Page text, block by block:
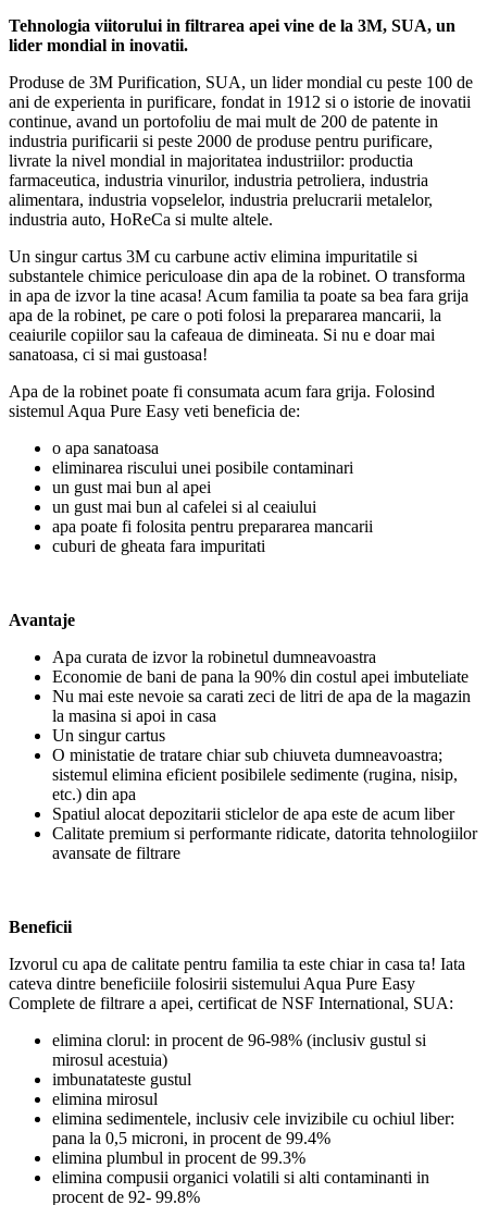
Tehnologia viitorului in filtrarea apei vine de la 3M, SUA, un
lider mondial in inovatii.
Produse de 3M Purification, SUA, un lider mondial cu peste 100 de
ani de experienta in purificare, fondat in 1912 si o istorie de inovatii
continue, avand un portofoliu de mai mult de 200 de patente in
industria purificarii si peste 2000 de produse pentru purificare,
livrate la nivel mondial in majoritatea industriilor: productia
farmaceutica, industria vinurilor, industria petroliera, industria
alimentara, industria vopselelor, industria prelucrarii metalelor,
industria auto, HoReCa si multe altele.
Un singur cartus 3M cu carbune activ elimina impuritatile si
substantele chimice periculoase din apa de la robinet. O transforma
in apa de izvor la tine acasa! Acum familia ta poate sa bea fara grija
apa de la robinet, pe care o poti folosi la prepararea mancarii, la
ceaiurile copiilor sau la cafeaua de dimineata. Si nu e doar mai
sanatoasa, ci si mai gustoasa!
Apa de la robinet poate fi consumata acum fara grija. Folosind
sistemul Aqua Pure Easy veti beneficia de:
o apa sanatoasa
eliminarea riscului unei posibile contaminari
un gust mai bun al apei
un gust mai bun al cafelei si al ceaiului
apa poate fi folosita pentru prepararea mancarii
cuburi de gheata fara impuritati
Avantaje
Apa curata de izvor la robinetul dumneavoastra
Economie de bani de pana la 90% din costul apei imbuteliate
Nu mai este nevoie sa carati zeci de litri de apa de la magazin
la masina si apoi in casa
Un singur cartus
O ministatie de tratare chiar sub chiuveta dumneavoastra;
sistemul elimina eficient posibilele sedimente (rugina, nisip,
etc.) din apa
Spatiul alocat depozitarii sticlelor de apa este de acum liber
Calitate premium si performante ridicate, datorita tehnologiilor
avansate de filtrare
Beneficii
Izvorul cu apa de calitate pentru familia ta este chiar in casa ta! Iata
cateva dintre beneficiile folosirii sistemului Aqua Pure Easy
Complete de filtrare a apei, certificat de NSF International, SUA:
elimina clorul: in procent de 96-98% (inclusiv gustul si
mirosul acestuia)
imbunatateste gustul
elimina mirosul
elimina sedimentele, inclusiv cele invizibile cu ochiul liber:
pana la 0,5 microni, in procent de 99.4%
elimina plumbul in procent de 99.3%
elimina compusii organici volatili si alti contaminanti in
procent de 92- 99.8%